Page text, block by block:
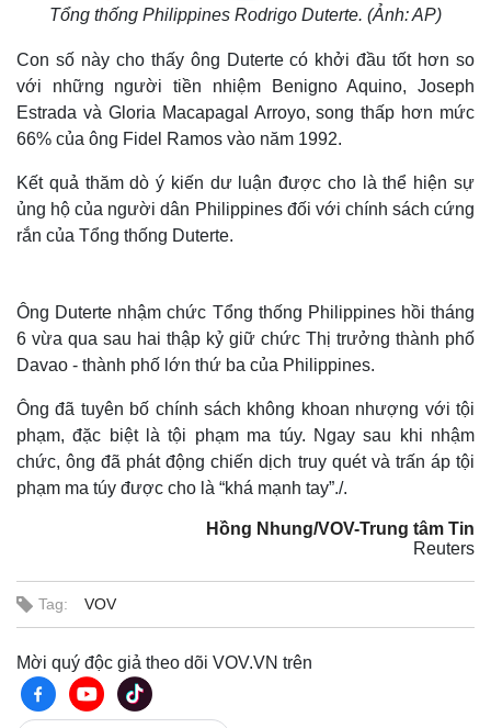
Tổng thống Philippines Rodrigo Duterte. (Ảnh: AP)
Con số này cho thấy ông Duterte có khởi đầu tốt hơn so
với những người tiền nhiệm Benigno Aquino, Joseph
Estrada và Gloria Macapagal Arroyo, song thấp hơn mức
66% của ông Fidel Ramos vào năm 1992.
Kết quả thăm dò ý kiến dư luận được cho là thể hiện sự
ủng hộ của người dân Philippines đối với chính sách cứng
rắn của Tổng thống Duterte.
Ông Duterte nhậm chức Tổng thống Philippines hồi tháng
6 vừa qua sau hai thập kỷ giữ chức Thị trưởng thành phố
Davao - thành phố lớn thứ ba của Philippines.
Ông đã tuyên bố chính sách không khoan nhượng với tội
phạm, đặc biệt là tội phạm ma túy. Ngay sau khi nhậm
chức, ông đã phát động chiến dịch truy quét và trấn áp tội
phạm ma túy được cho là “khá mạnh tay”./.
Hồng Nhung/VOV-Trung tâm Tin
Reuters
Tag: VOV
Mời quý độc giả theo dõi VOV.VN trên